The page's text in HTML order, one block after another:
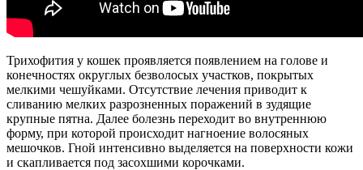
Трихофития у кошек проявляется появлением на голове и
конечностях округлых безволосых участков, покрытых
мелкими чешуйками. Отсутствие лечения приводит к
сливанию мелких разрозненных поражений в зудящие
крупные пятна. Далее болезнь переходит во внутреннюю
форму, при которой происходит нагноение волосяных
мешочков. Гной интенсивно выделяется на поверхности кожи
и скапливается под засохшими корочками.